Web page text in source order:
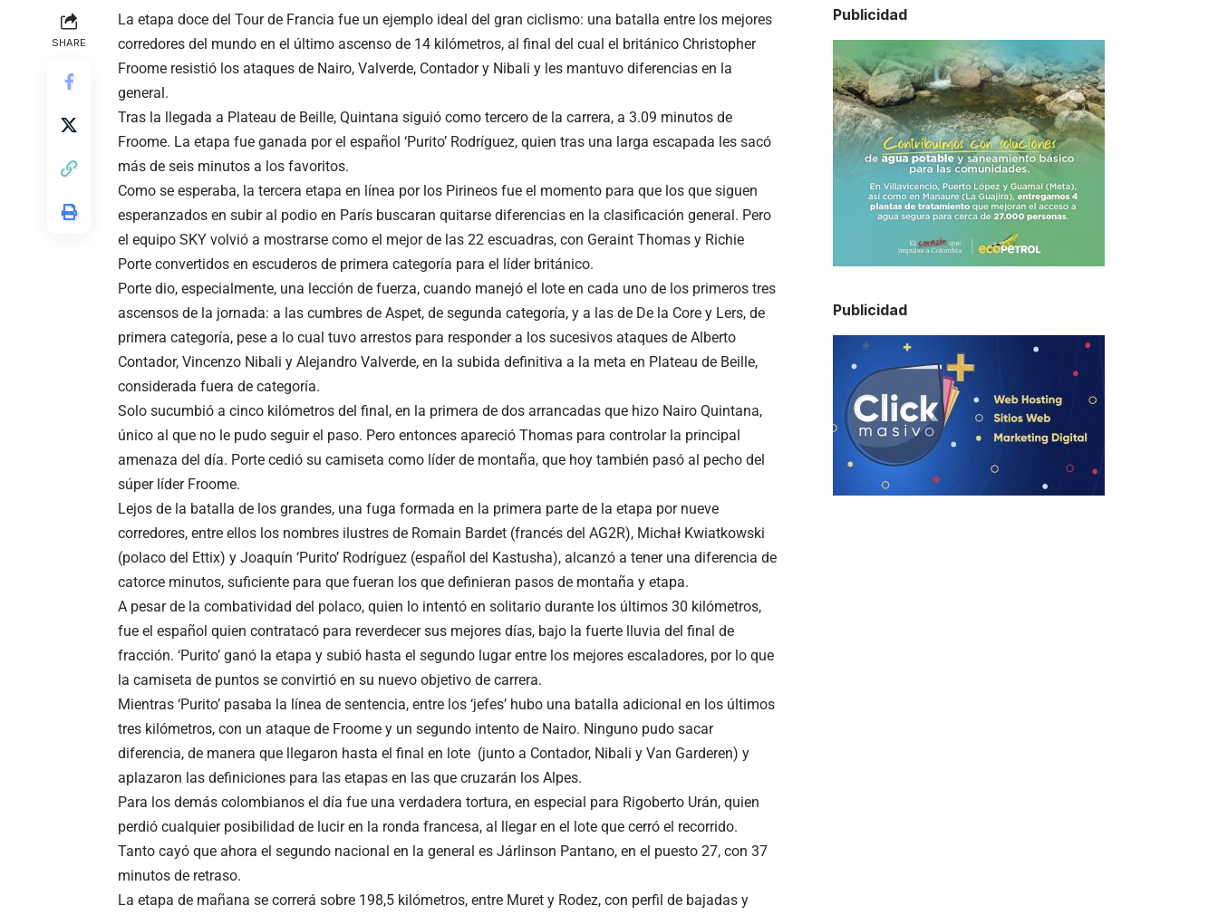
SHARE
La etapa doce del Tour de Francia fue un ejemplo ideal del gran ciclismo: una batalla entre los mejores
corredores del mundo en el último ascenso de 14 kilómetros, al final del cual el británico Christopher
Froome resistió los ataques de Nairo, Valverde, Contador y Nibali y les mantuvo diferencias en la
general.
Tras la llegada a Plateau de Beille, Quintana siguió como tercero de la carrera, a 3.09 minutos de
Froome. La etapa fue ganada por el español ‘Purito’ Rodríguez, quien tras una larga escapada les sacó
más de seis minutos a los favoritos.
Como se esperaba, la tercera etapa en línea por los Pirineos fue el momento para que los que siguen
esperanzados en subir al podio en París buscaran quitarse diferencias en la clasificación general. Pero
el equipo SKY volvió a mostrarse como el mejor de las 22 escuadras, con Geraint Thomas y Richie
Porte convertidos en escuderos de primera categoría para el líder británico.
Porte dio, especialmente, una lección de fuerza, cuando manejó el lote en cada uno de los primeros tres
ascensos de la jornada: a las cumbres de Aspet, de segunda categoría, y a las de De la Core y Lers, de
primera categoría, pese a lo cual tuvo arrestos para responder a los sucesivos ataques de Alberto
Contador, Vincenzo Nibali y Alejandro Valverde, en la subida definitiva a la meta en Plateau de Beille,
considerada fuera de categoría.
Solo sucumbió a cinco kilómetros del final, en la primera de dos arrancadas que hizo Nairo Quintana,
único al que no le pudo seguir el paso. Pero entonces apareció Thomas para controlar la principal
amenaza del día. Porte cedió su camiseta como líder de montaña, que hoy también pasó al pecho del
súper líder Froome.
Lejos de la batalla de los grandes, una fuga formada en la primera parte de la etapa por nueve
corredores, entre ellos los nombres ilustres de Romain Bardet (francés del AG2R), Michał Kwiatkowski
(polaco del Ettix) y Joaquín ‘Purito’ Rodríguez (español del Kastusha), alcanzó a tener una diferencia de
catorce minutos, suficiente para que fueran los que definieran pasos de montaña y etapa.
A pesar de la combatividad del polaco, quien lo intentó en solitario durante los últimos 30 kilómetros,
fue el español quien contratacó para reverdecer sus mejores días, bajo la fuerte lluvia del final de
fracción. ‘Purito’ ganó la etapa y subió hasta el segundo lugar entre los mejores escaladores, por lo que
la camiseta de puntos se convirtió en su nuevo objetivo de carrera.
Mientras ‘Purito’ pasaba la línea de sentencia, entre los ‘jefes’ hubo una batalla adicional en los últimos
tres kilómetros, con un ataque de Froome y un segundo intento de Nairo. Ninguno pudo sacar
diferencia, de manera que llegaron hasta el final en lote (junto a Contador, Nibali y Van Garderen) y
aplazaron las definiciones para las etapas en las que cruzarán los Alpes.
Para los demás colombianos el día fue una verdadera tortura, en especial para Rigoberto Urán, quien
perdió cualquier posibilidad de lucir en la ronda francesa, al llegar en el lote que cerró el recorrido.
Tanto cayó que ahora el segundo nacional en la general es Járlinson Pantano, en el puesto 27, con 37
minutos de retraso.
La etapa de mañana se correrá sobre 198,5 kilómetros, entre Muret y Rodez, con perfil de bajadas y
Publicidad
Publicidad